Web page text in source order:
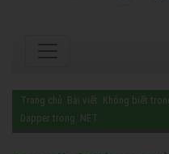
Trang chủ Bài viết Không biết
Dapper trong .NET